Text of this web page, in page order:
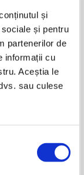
și
și pentru
partenerilor de
informații cu
Aceștia le
sau culese
tale
6,40 Lei
în coș